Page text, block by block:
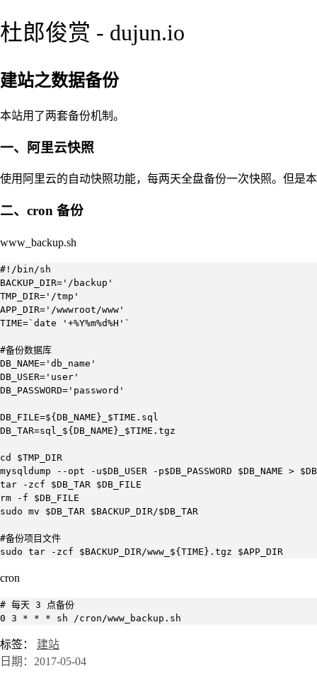
杜郎俊赏 - dujun.io
建站之数据备份
本站用了两套备份机制。
一、阿里云快照
使用阿里云的自动快照功能，每两天全盘备份一次快照。但是
二、cron 备份
www_backup.sh
#!/bin/sh
BACKUP_DIR='/backup'
TMP_DIR='/tmp'
APP_DIR='/wwwroot/www'
TIME=`date '+%Y%m%d%H'`
#备份数据库
DB_NAME='db_name'
DB_USER='user'
DB_PASSWORD='password'
DB_FILE=${DB_NAME}_$TIME.sql
DB_TAR=sql_${DB_NAME}_$TIME.tgz
cd $TMP_DIR
mysqldump --opt -u$DB_USER -p$DB_PASSWORD $DB_NAME >
tar -zcf $DB_TAR $DB_FILE
rm -f $DB_FILE
sudo mv $DB_TAR $BACKUP_DIR/$DB_TAR
#备份项目文件
sudo tar -zcf $BACKUP_DIR/www_${TIME}.tgz $APP_DIR
cron
# 每天 3 点备份
0 3 * * * sh /cron/www_backup.sh
标签： 建站
日期：2017-05-04